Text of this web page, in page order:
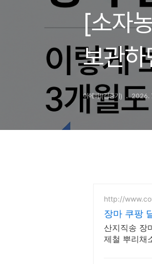
[소자
보관
아메바!(김충기) 2026.
http://
장마 쿠팡
산지직송 장
제철 뿌리채